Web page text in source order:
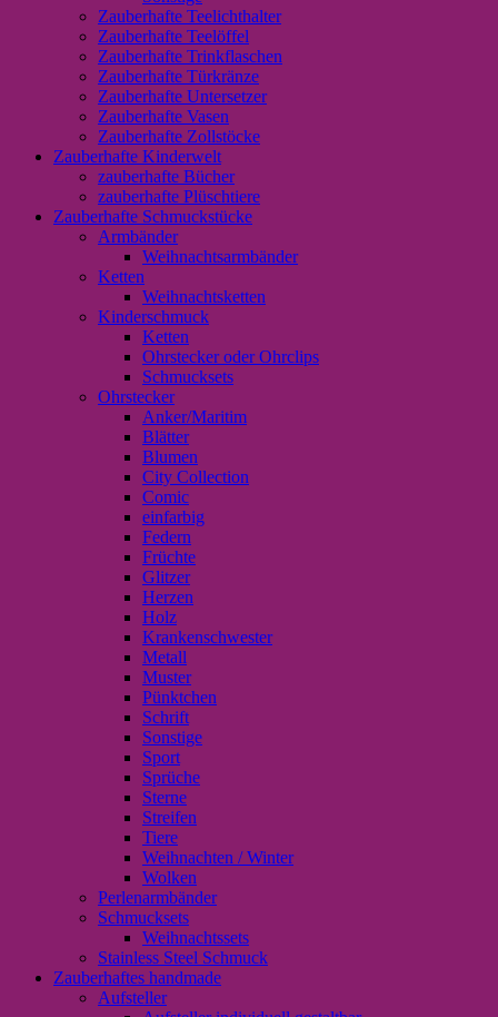
Zauberhafte Teelichthalter
Zauberhafte Teelöffel
Zauberhafte Trinkflaschen
Zauberhafte Türkränze
Zauberhafte Untersetzer
Zauberhafte Vasen
Zauberhafte Zollstöcke
Zauberhafte Kinderwelt
zauberhafte Bücher
zauberhafte Plüschtiere
Zauberhafte Schmuckstücke
Armbänder
Weihnachtsarmbänder
Ketten
Weihnachtsketten
Kinderschmuck
Ketten
Ohrstecker oder Ohrclips
Schmucksets
Ohrstecker
Anker/Maritim
Blätter
Blumen
City Collection
Comic
einfarbig
Federn
Früchte
Glitzer
Herzen
Holz
Krankenschwester
Metall
Muster
Pünktchen
Schrift
Sonstige
Sport
Sprüche
Sterne
Streifen
Tiere
Weihnachten / Winter
Wolken
Perlenarmbänder
Schmucksets
Weihnachtssets
Stainless Steel Schmuck
Zauberhaftes handmade
Aufsteller